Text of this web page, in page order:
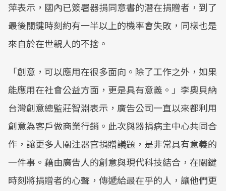
萍表示，國內已簽署器捐同意書的潛在捐贈者，到了
最後關鍵時刻約有一半以上的機率會失敗，同樣也是
來自於在世親人的不捨。
「創意，可以應用在很多面向。除了工作之外，如果
能應用在社會公益方面，更是具有意義。」李奧貝納
台灣創意總監莊智淵表示，廣告公司一直以來都利用
創意為客戶做商業行銷。此次與器捐病主中心共同合
作，讓更多人關注器官捐贈議題，是非常具有意義的
一件事。藉由廣告人的創意與現代科技結合，在關鍵
時刻將捐贈者的心聲，傳遞給最在乎的人，讓他們更